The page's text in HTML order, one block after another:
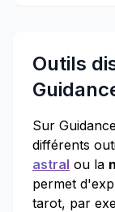
Outils
Sur
différents
astral ou la
permet
tarot, par